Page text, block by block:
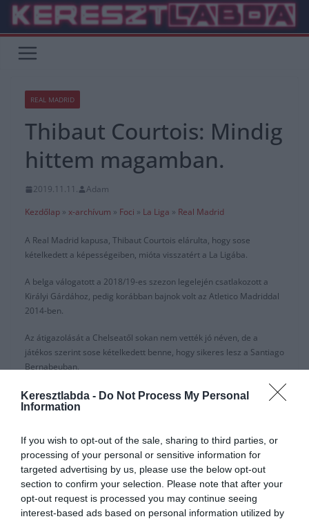
Keresztlabda - Do Not Process My Personal
Information
If you wish to opt-out of the sale, sharing to third parties, or
processing of your personal or sensitive information for
targeted advertising by us, please use the below opt-out
section to confirm your selection. Please note that after your
opt-out request is processed you may continue seeing
interest-based ads based on personal information utilized by
Skip
content
REAL MADRID
Thibaut Courtois: Mindig
hittem magamban.
2019.11.11.
Adam
Kezdőlap » x-archívum » Foci » La Liga » Real Madrid
A Real Madrid kapusa, Thibaut Courtois elárulta, hogy sose
kételkedett a képességeiben, mióta visszatért a La Ligába.
A belga válogatott a 2018/19-es szezon legelején csatlakozott a
Királyi Gárdához, pedig korábban bajnok volt az Atletico Madriddal
2014-ben.
Az átigazolását a Chelseatől sokan nem vették jó néven, de a
játékos szerint sose kételkedett benne, hogy sikeres lesz a Santiago
Bernabeuban.
“Mindig nyugodt maradtam.” -mondta a Marcának adott
interjújábanaz Eibar elleni 4:0-as siker
“Tudom mennyit érek és mindent megtettem.”
“Tény, az olyan szinten lévő kapusok, mint én, mindig többet
akarnak.”
“Több bravúr és jobb teljesítmény.”